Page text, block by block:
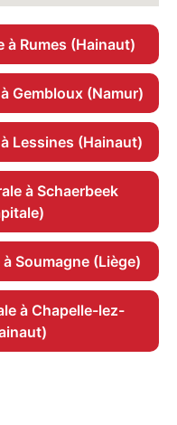
à Rumes (Hainaut)
Gembloux (Namur)
Lessines (Hainaut)
à Schaerbeek
Soumagne (Liège)
à Chapelle-lez-